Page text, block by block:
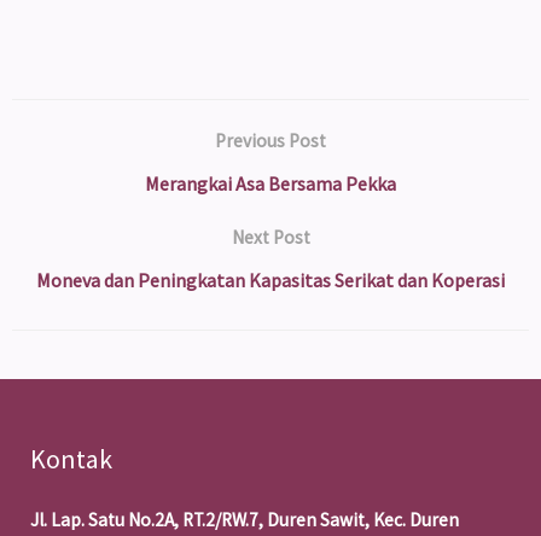
Previous Post
Merangkai Asa Bersama Pekka
Next Post
Moneva dan Peningkatan Kapasitas Serikat dan Koperasi
Kontak
Jl. Lap. Satu No.2A, RT.2/RW.7, Duren Sawit, Kec. Duren